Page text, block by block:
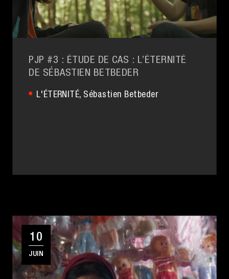
PJP #3 : ÉTUDE DE CAS : L’ÉTERNITÉ
DE SÉBASTIEN BETBEDER
L'ÉTERNITÉ, Sébastien Betbeder
10
JUIN